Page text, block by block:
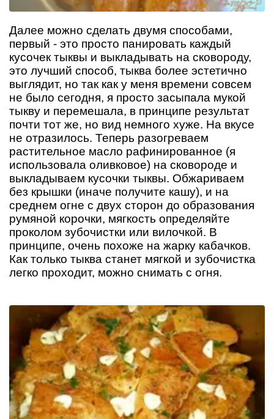
Далее можно сделать двумя способами,
первый - это просто панировать каждый
кусочек тыквы и выкладывать на сковороду,
это лучший способ, тыква более эстетично
выглядит, но так как у меня времени совсем
не было сегодня, я просто засыпала мукой
тыкву и перемешала, в принципе результат
почти тот же, но вид немного хуже. На вкусе
не отразилось. Теперь разогреваем
растительное масло рафинированное (я
использовала оливковое) на сковороде и
выкладываем кусочки тыквы. Обжариваем
без крышки (иначе получите кашу), и на
среднем огне с двух сторон до образования
румяной корочки, мягкость определяйте
проколом зубочистки или вилочкой. В
принципе, очень похоже на жарку кабачков.
Как только тыква станет мягкой и зубочистка
легко проходит, можно снимать с огня.